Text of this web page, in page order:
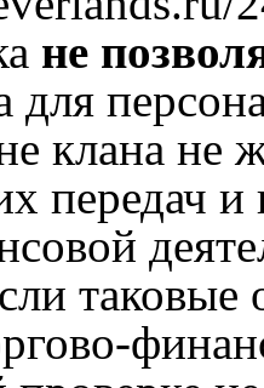
не
для
клана не
передач
таковые